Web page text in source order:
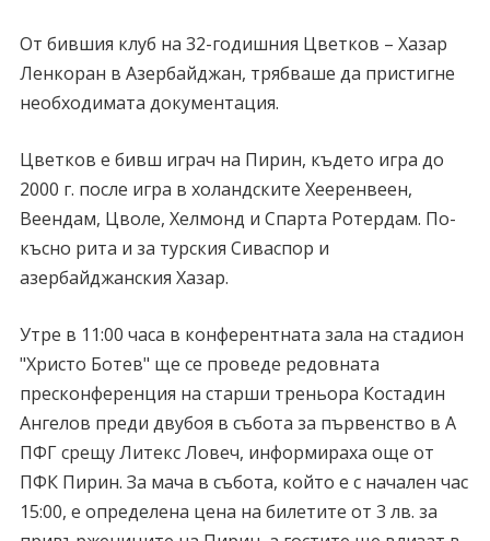
От бившия клуб на 32-годишния Цветков – Хазар
Ленкоран в Азербайджан, трябваше да пристигне
необходимата документация.
Цветков е бивш играч на Пирин, където игра до
2000 г. после игра в холандските Хееренвеен,
Веендам, Цволе, Хелмонд и Спарта Ротердам. По-
късно рита и за турския Сиваспор и
азербайджанския Хазар.
Утре в 11:00 часа в конферентната зала на стадион
"Христо Ботев" ще се проведе редовната
пресконференция на старши треньора Костадин
Ангелов преди двубоя в събота за първенство в А
ПФГ срещу Литекс Ловеч, информираха още от
ПФК Пирин. За мача в събота, който е с начален час
15:00, е определена цена на билетите от 3 лв. за